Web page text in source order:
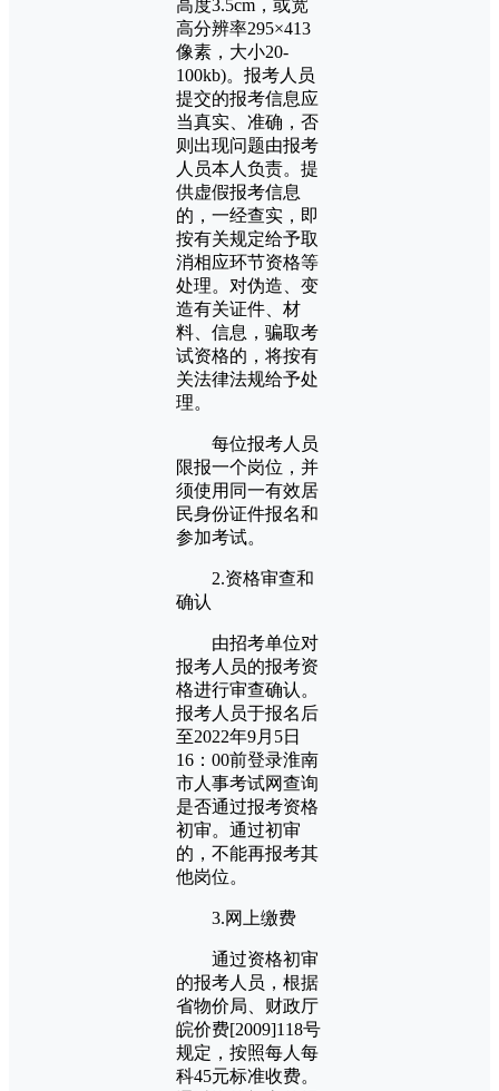
高度3.5cm，或宽
高分辨率295×413
像素，大小20-
100kb)。报考人员
提交的报考信息应
当真实、准确，否
则出现问题由报考
人员本人负责。提
供虚假报考信息
的，一经查实，即
按有关规定给予取
消相应环节资格等
处理。对伪造、变
造有关证件、材
料、信息，骗取考
试资格的，将按有
关法律法规给予处
理。
每位报考人员
限报一个岗位，并
须使用同一有效居
民身份证件报名和
参加考试。
2.资格审查和
确认
由招考单位对
报考人员的报考资
格进行审查确认。
报考人员于报名后
至2022年9月5日
16：00前登录淮南
市人事考试网查询
是否通过报考资格
初审。通过初审
的，不能再报考其
他岗位。
3.网上缴费
通过资格初审
的报考人员，根据
省物价局、财政厅
皖价费[2009]118号
规定，按照每人每
科45元标准收费。